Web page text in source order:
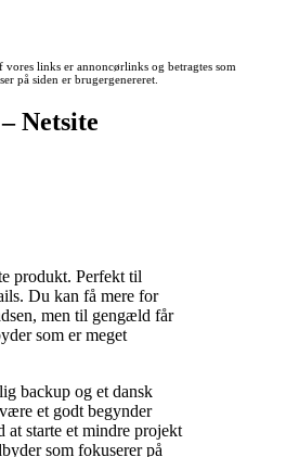
links er annoncørlinks og betragtes som
på siden er brugergenereret.
Netsite
produkt. Perfekt til
Du kan få mere for
men til gengæld får
som er meget
backup og et dansk
et godt begynder
at starte et mindre projekt
som fokuserer på